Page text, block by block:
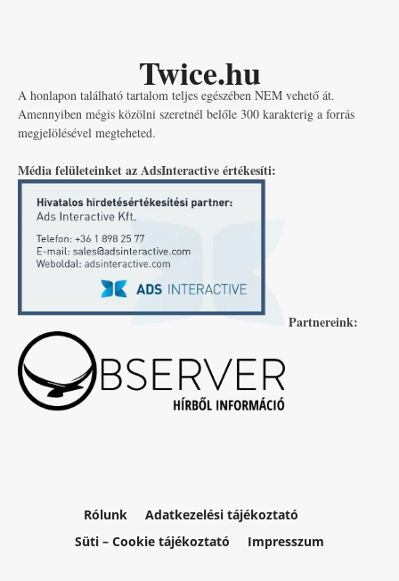
Twice.hu
A honlapon található tartalom teljes egészében NEM vehető át.
Amennyiben mégis közölni szeretnél belőle 300 karakterig a forrás
megjelölésével megteheted.
Média felületeinket az AdsInteractive értékesíti:
Partnereink:
Rólunk
Adatkezelési tájékoztató
Süti – Cookie tájékoztató
Impresszum